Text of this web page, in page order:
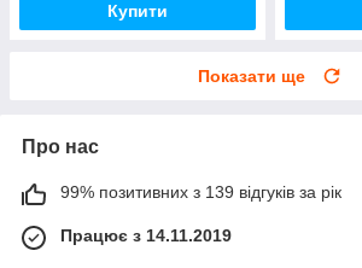
Купити
Показати ще
Про нас
99% позитивних з 139 відгуків за рік
Працює з 14.11.2019